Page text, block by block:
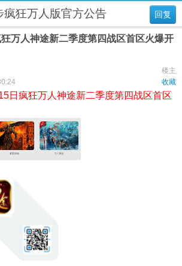
回复
疯狂万人版官方公告
万人神途新二季度第四战区首区火爆开
楼主
收藏
日疯狂万人神途新二季度第四战区首区